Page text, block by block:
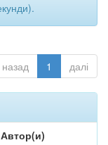
назад 1 далі
Автор(и)